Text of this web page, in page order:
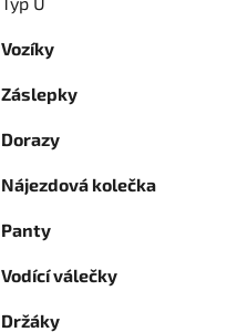
Vozíky
Záslepky
Dorazy
Nájezdová kolečka
Panty
Vodící válečky
Držáky